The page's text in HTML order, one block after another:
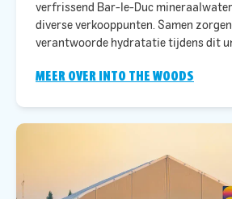
verfrissend Bar-le-Duc
diverse verkooppunten. Samen
verantwoorde hydratatie tijdens dit
MEER OVER INTO THE WOODS